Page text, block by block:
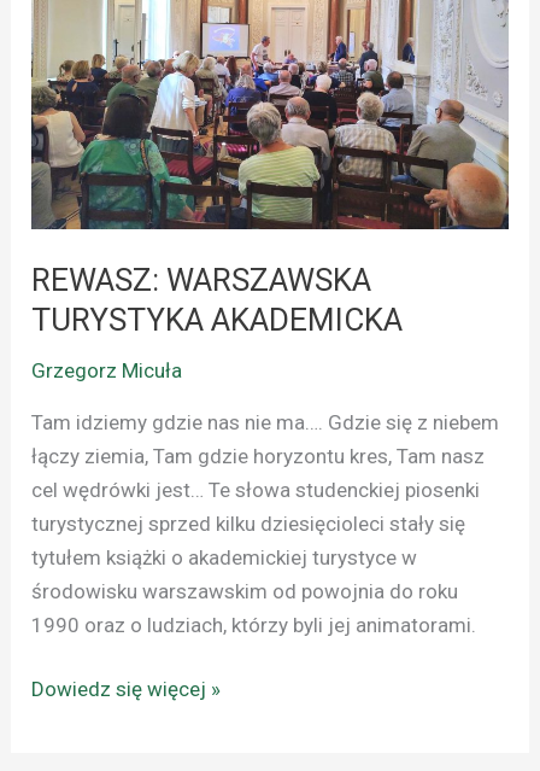
REWASZ: WARSZAWSKA
TURYSTYKA AKADEMICKA
Grzegorz Micuła
Tam idziemy gdzie nas nie ma…. Gdzie się z niebem
łączy ziemia, Tam gdzie horyzontu kres, Tam nasz
cel wędrówki jest… Te słowa studenckiej piosenki
turystycznej sprzed kilku dziesięcioleci stały się
tytułem książki o akademickiej turystyce w
środowisku warszawskim od powojnia do roku
1990 oraz o ludziach, którzy byli jej animatorami.
AKADEMICKA
Dowiedz się więcej »